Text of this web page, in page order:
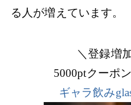
る人が増えています。
＼登録増
5000ptクーポ
ギャラ飲み